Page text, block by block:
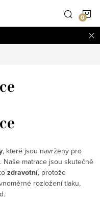
, které jsou navrženy pro
matrace jsou skutečně
zdravotní, protože
rozložení tlaku,